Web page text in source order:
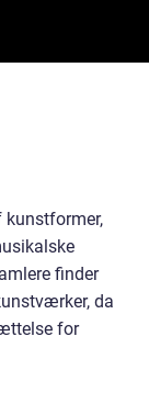
kunstformer,
finder
da
for